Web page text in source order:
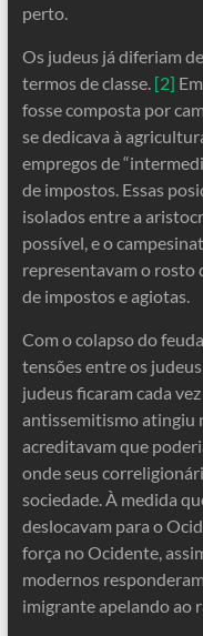
perto.
Os judeus já diferiam
termos de classe. [2]
fosse composta por
se dedicava à
empregos de
de impostos. Essas
isolados entre a
possível, e o
representavam o rosto
de impostos e agiotas.
Com o colapso do
tensões entre os
judeus ficaram cada
antissemitismo atingiu
acreditavam que
onde seus
sociedade. À medida
deslocavam para o
força no Ocidente,
modernos
imigrante apelando ao